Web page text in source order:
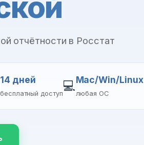
отчётности в Росстат
14 дней
бесплатный доступ
💻Mac/Win/Linux
любая ОС